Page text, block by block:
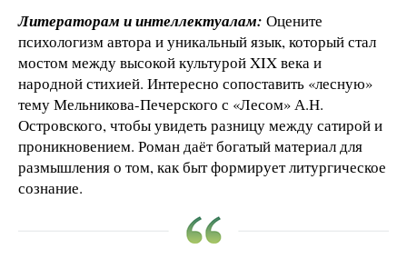
Литераторам и интеллектуалам: Оцените
психологизм автора и уникальный язык, который стал
мостом между высокой культурой XIX века и
народной стихией. Интересно сопоставить «лесную»
тему Мельникова-Печерского с «Лесом» А.Н.
Островского, чтобы увидеть разницу между сатирой и
проникновением. Роман даёт богатый материал для
размышления о том, как быт формирует литургическое
сознание.